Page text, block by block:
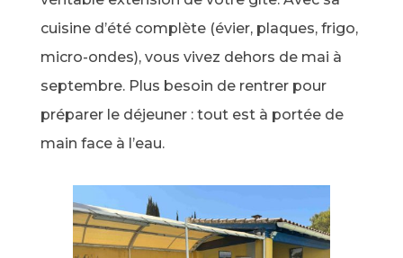
cuisine d’été complète (évier, plaques, frigo,
micro-ondes), vous vivez dehors de mai à
septembre. Plus besoin de rentrer pour
préparer le déjeuner : tout est à portée de
main face à l’eau.